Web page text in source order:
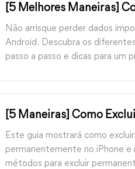
[5 Melhores Maneiras]
Seu Celular Android para
Não arrisque perder dados
Android. Descubra os
passo a passo e dicas para um
[5 Maneiras] Como
WhatsApp
Este guia mostrará como
permanentemente no iPhone e
métodos para excluir